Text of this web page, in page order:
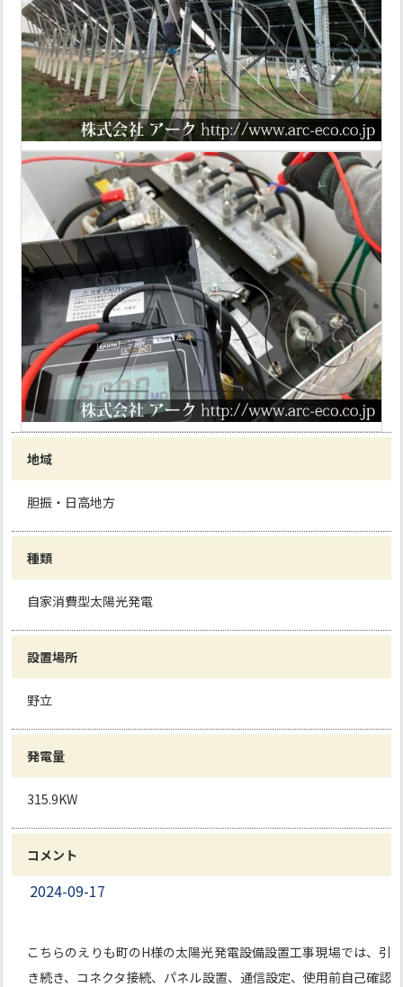
地域
胆振・日高地方
種類
自家消費型太陽光発電
設置場所
野立
発電量
315.9KW
コメント
2024-09-17
こちらのえりも町のH様の太陽光発電設備設置工事現場では、引
き続き、コネクタ接続、パネル設置、通信設定、使用前自己確認